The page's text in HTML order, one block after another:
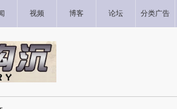
视频 博客 论坛 分类广告